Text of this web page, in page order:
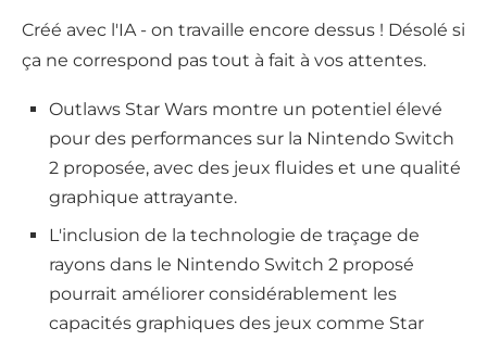
Créé avec l'IA - on travaille encore dessus ! Désolé si
ça ne correspond pas tout à fait à vos attentes.
Outlaws Star Wars montre un potentiel élevé
pour des performances sur la Nintendo Switch
2 proposée, avec des jeux fluides et une qualité
graphique attrayante.
L'inclusion de la technologie de traçage de
rayons dans le Nintendo Switch 2 proposé
pourrait améliorer considérablement les
capacités graphiques des jeux comme Star